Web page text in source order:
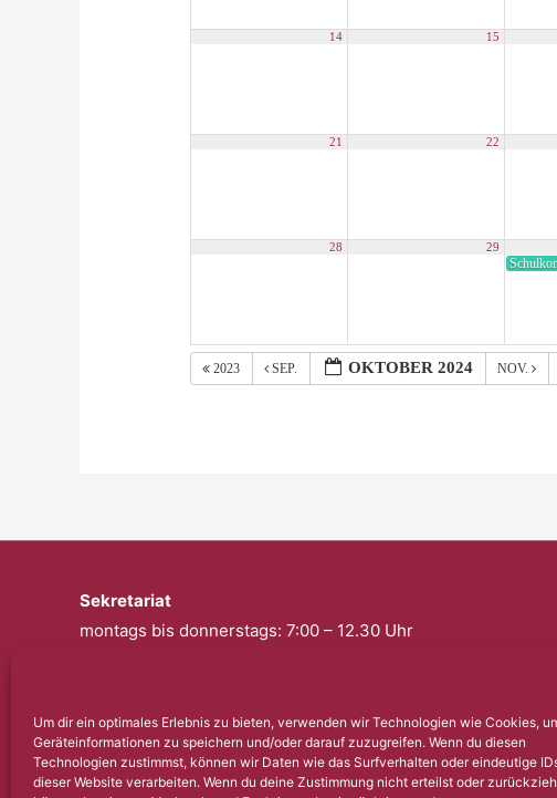
Um dir ein optimales Erlebnis zu bieten, verwenden wir Technologien wie Cookies,
Geräteinformationen zu speichern und/oder darauf zuzugreifen. Wenn du diesen
Technologien zustimmst, können wir Daten wie das Surfverhalten oder eindeutige
dieser Website verarbeiten. Wenn du deine Zustimmung nicht erteilst oder
14 15
21 22
28 29
2023 SEP. OKTOBER 2024 NOV.
Sekretariat
montags bis donnerstags: 7:00 – 12.30 Uhr
Telefon: 0201 – 57 17 430
Fax: 0201 – 57 17 431